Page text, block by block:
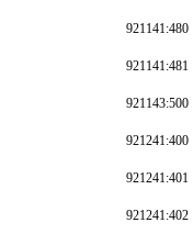
921141:480
921141:481
921143:500
921241:400
921241:401
921241:402